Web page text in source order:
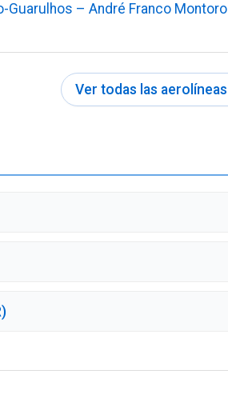
Guarulhos – André Franco Montoro
Ver todas las aerolíneas